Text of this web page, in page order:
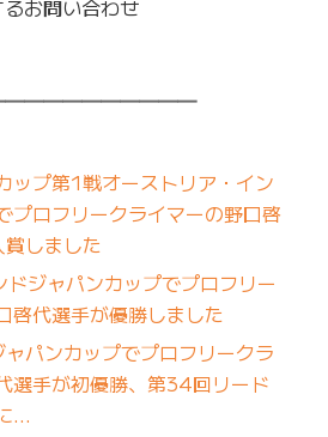
お問い合わせ
ップ第1戦オーストリア・イン
プロフリークライマーの野口啓
しました
ジャパンカップでプロフリー
啓代選手が優勝しました
パンカップでプロフリークラ
選手が初優勝、第34回リード
…